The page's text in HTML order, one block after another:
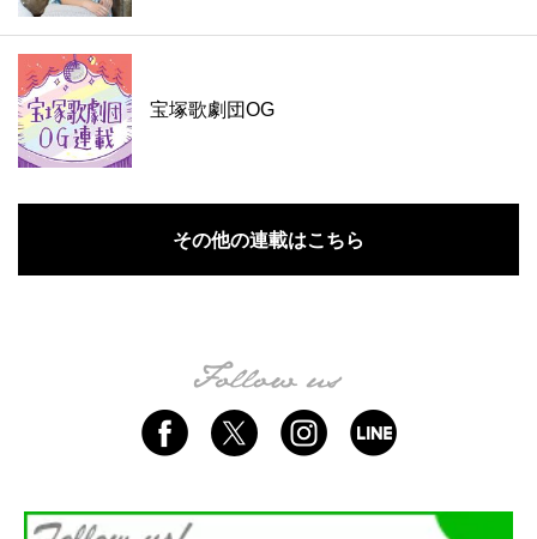
宝塚歌劇団OG
その他の連載はこちら